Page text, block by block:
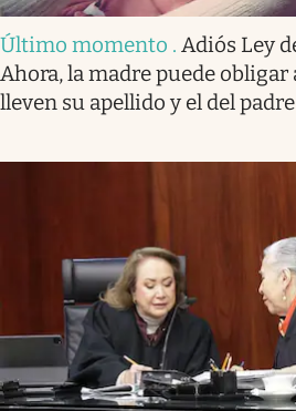
Último momento . Adiós Ley
Ahora, la madre puede obligar
lleven su apellido y el del padre